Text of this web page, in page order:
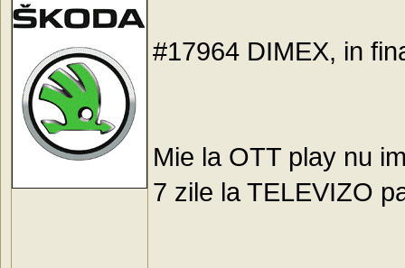
#17964 DIMEX, in
Mie la OTT play nu
7 zile la TELEVIZO